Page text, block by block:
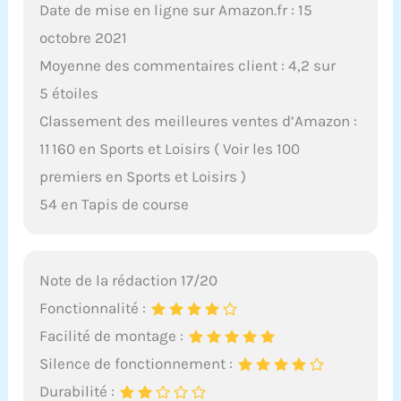
Date de mise en ligne sur Amazon.fr : 15
octobre 2021
Moyenne des commentaires client : 4,2 sur
5 étoiles
Classement des meilleures ventes d’Amazon :
11 160 en Sports et Loisirs ( Voir les 100
premiers en Sports et Loisirs )
54 en Tapis de course
Note de la rédaction 17/20
Fonctionnalité :
Facilité de montage :
Silence de fonctionnement :
Durabilité :